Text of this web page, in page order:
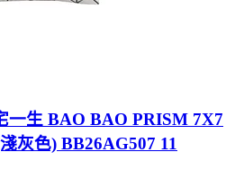
一生 BAO BAO PRISM 7X7
灰色) BB26AG507 11